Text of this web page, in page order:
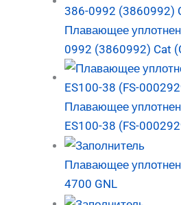
Плавающее
0992 (3860992) Cat
Плавающее
ES100-38 (FS-
Плавающее
4700 GNL